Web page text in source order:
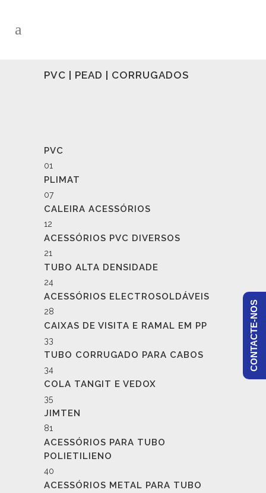
PVC | PEAD | CORRUGADOS
PVC
01
PLIMAT
07
CALEIRA ACESSÓRIOS
12
ACESSÓRIOS PVC DIVERSOS
21
TUBO ALTA DENSIDADE
24
ACESSÓRIOS ELECTROSOLDÁVEIS
28
CAIXAS DE VISITA E RAMAL EM PP
33
TUBO CORRUGADO PARA CABOS
34
COLA TANGIT E VEDOX
35
JIMTEN
81
ACESSÓRIOS PARA TUBO
POLIETILIENO
40
ACESSÓRIOS METAL PARA TUBO
CONTACTE-NOS